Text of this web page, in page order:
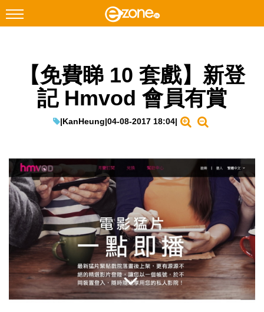
Facebook Instagram
科技焦點
教學評測
EduTech
IT Times
生成式AI與雲端應用
Enterprise Digital Transformation
特集
【免費睇 10 套戲】新登
記 Hmvod 會員有賞
|KanHeung|04-08-2017 18:04|